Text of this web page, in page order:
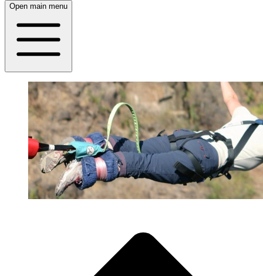
Open main menu